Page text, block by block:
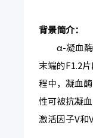
背景简介：
α-凝血酶是
末端的F1.2
程中，凝血
性可被抗凝
激活因子V和